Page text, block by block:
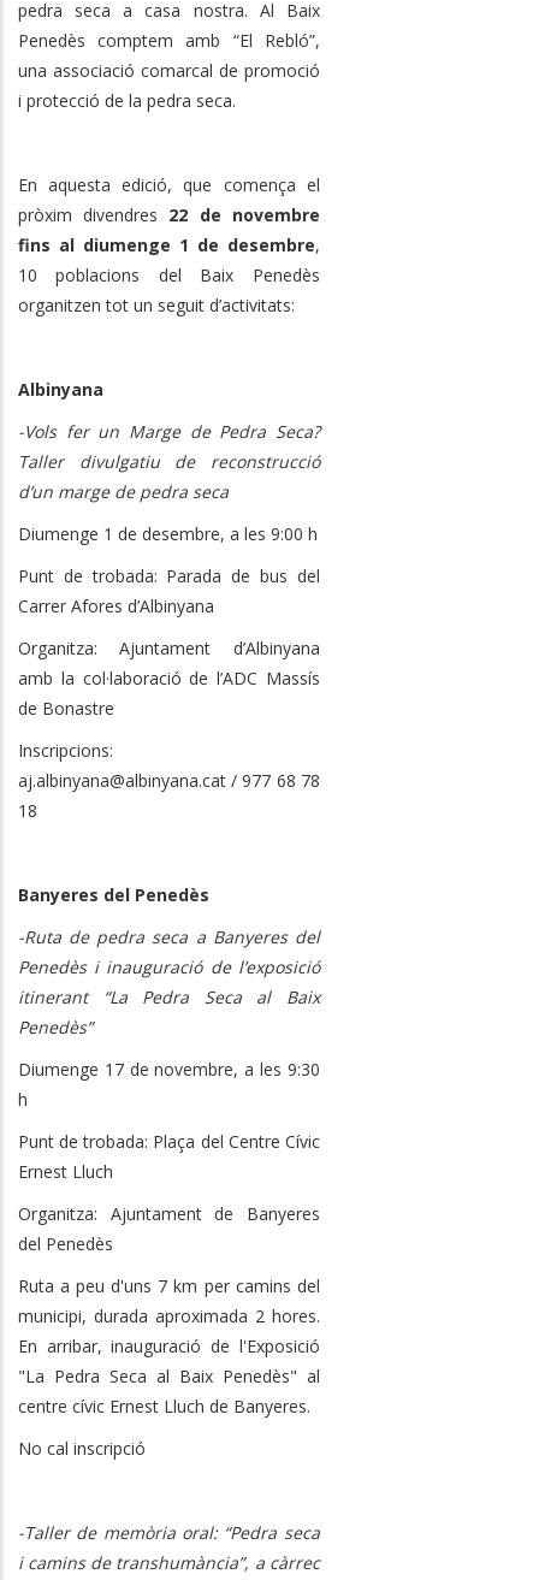
pedra seca a casa nostra. Al Baix
Penedès comptem amb “El Rebló”,
una associació comarcal de promoció
i protecció de la pedra seca.
En aquesta edició, que comença el
pròxim divendres 22 de novembre
fins al diumenge 1 de desembre,
10 poblacions del Baix Penedès
organitzen tot un seguit d’activitats:
Albinyana
-Vols fer un Marge de Pedra Seca?
Taller divulgatiu de reconstrucció
d’un marge de pedra seca
Diumenge 1 de desembre, a les 9:00 h
Punt de trobada: Parada de bus del
Carrer Afores d’Albinyana
Organitza: Ajuntament d’Albinyana
amb la col·laboració de l’ADC Massís
de Bonastre
Inscripcions:
aj.albinyana@albinyana.cat / 977 68 78
18
Banyeres del Penedès
-Ruta de pedra seca a Banyeres del
Penedès i inauguració de l’exposició
itinerant “La Pedra Seca al Baix
Penedès”
Diumenge 17 de novembre, a les 9:30
h
Punt de trobada: Plaça del Centre Cívic
Ernest Lluch
Organitza: Ajuntament de Banyeres
del Penedès
Ruta a peu d'uns 7 km per camins del
municipi, durada aproximada 2 hores.
En arribar, inauguració de l'Exposició
"La Pedra Seca al Baix Penedès" al
centre cívic Ernest Lluch de Banyeres.
No cal inscripció
-Taller de memòria oral: “Pedra seca
i camins de transhumància”, a càrrec